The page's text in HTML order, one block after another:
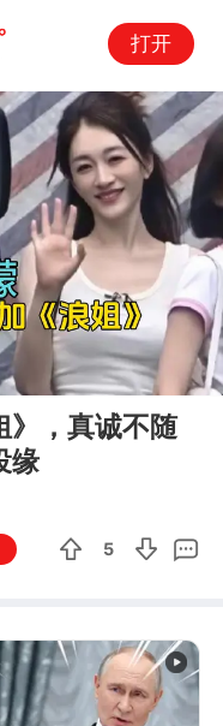
打开
01:31
》，真诚不随
缘
5